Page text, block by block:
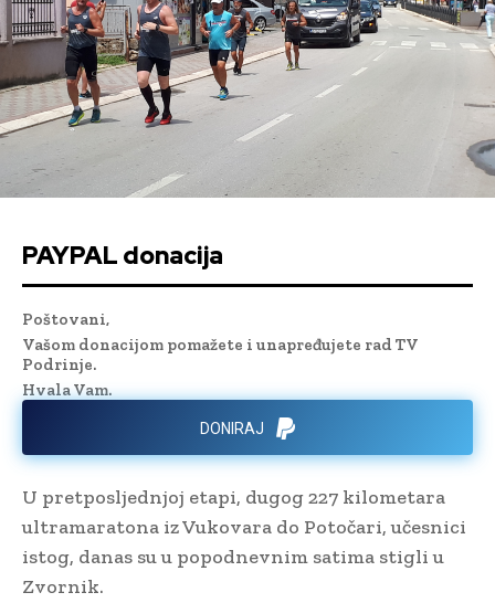
PAYPAL donacija
Poštovani,
Vašom donacijom pomažete i unapređujete rad TV
Podrinje.
Hvala Vam.
DONIRAJ
U pretposljednjoj etapi, dugog 227 kilometara
ultramaratona iz Vukovara do Potočari, učesnici
istog, danas su u popodnevnim satima stigli u
Zvornik.